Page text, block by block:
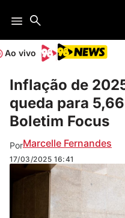
Ao vivo
Inflação de
queda para
Boletim Focus
PorMarcelle Fernandes
17/03/2025 16:41